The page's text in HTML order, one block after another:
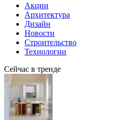
Акции
Архитектура
Дизайн
Новости
Строительство
Технологии
Сейчас в тренде